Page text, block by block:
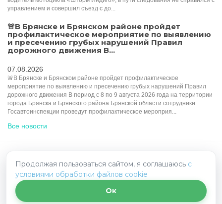
управлением и совершил съезд с до...
🚨В Брянске и Брянском районе пройдет
профилактическое мероприятие по выявлению
и пресечению грубых нарушений Правил
дорожного движения В...
07.08.2026
🚨В Брянске и Брянском районе пройдет профилактическое
мероприятие по выявлению и пресечению грубых нарушений Правил
дорожного движения В период с 8 по 9 августа 2026 года на территории
города Брянска и Брянского района Брянской области сотрудники
Госавтоинспекции проведут профилактическое мероприя...
Все новости
HelpRadar.ru - взаимопомощь на дорогах
Политика конфиденциальности
Написать нам
Продолжая пользоваться сайтом, я соглашаюсь с
условиями обработки файлов cookie
Ок